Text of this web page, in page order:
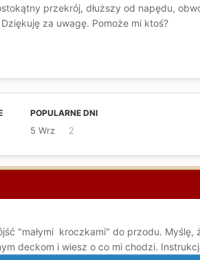
przekrój, dłuższy od napędu,
za uwagę. Pomoże mi ktoś?
POPULARNE DNI
5 Wrz 2
"małymi kroczkami" do przodu.
deckom i wiesz o co mi chodzi.